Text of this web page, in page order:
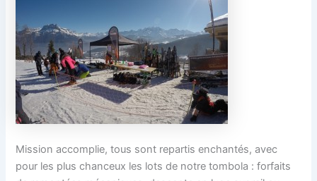
Mission accomplie, tous sont repartis enchantés, avec
pour les plus chanceux les lots de notre tombola : forfaits